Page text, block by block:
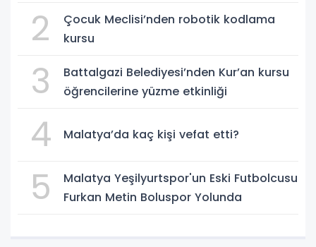
2
Çocuk Meclisi’nden robotik kodlama
kursu
3
Battalgazi Belediyesi’nden Kur’an kursu
öğrencilerine yüzme etkinliği
4 Malatya’da kaç kişi vefat etti?
5
Malatya Yeşilyurtspor'un Eski Futbolcusu
Furkan Metin Boluspor Yolunda